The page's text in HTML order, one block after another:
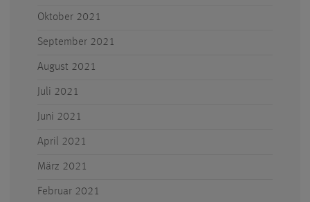
Oktober 2021
September 2021
August 2021
Juli 2021
Juni 2021
April 2021
März 2021
Februar 2021